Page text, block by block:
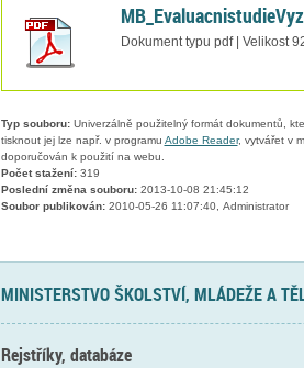
Dokument typu pdf | Velikost
Typ souboru:Univerzálně použitelný formát dokumentů,
tisknout jej lze např. v programu Adobe Reader, vytvářet v
doporučován k použití na webu.
Počet stažení:319
Poslední změna souboru:2013-10-08 21:45:12
Soubor publikován:2010-05-26 11:07:40, Administrator
MINISTERSTVO ŠKOLSTVÍ, MLÁDEŽE A
Rejstříky, databáze